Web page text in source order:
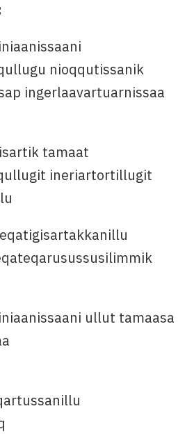
nioqqutissanik
ingerlaavartuarnissaa
tamaat
ineriartortillugit
ullut tamaasa